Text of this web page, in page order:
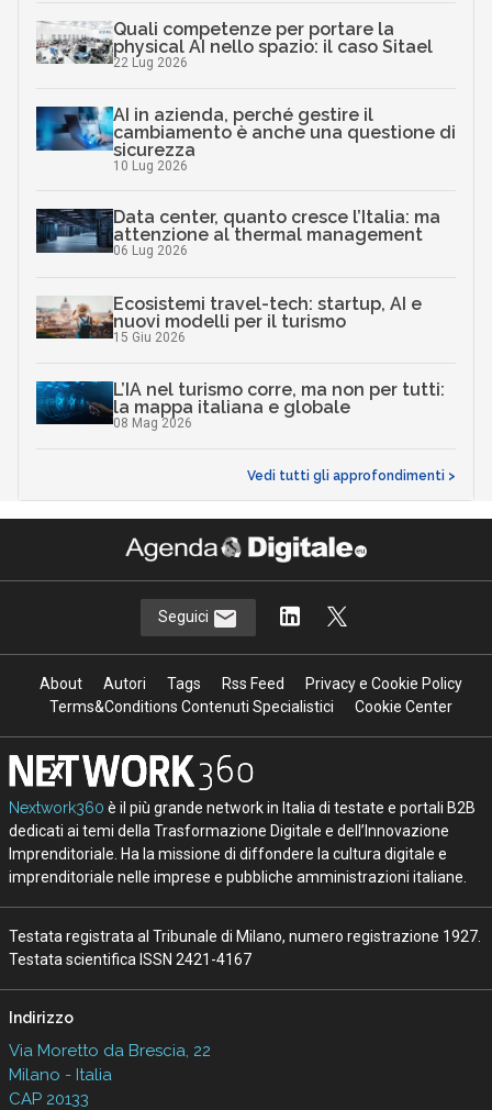
Quali competenze per portare la
physical AI nello spazio: il caso Sitael
22 Lug 2026
AI in azienda, perché gestire il
cambiamento è anche una questione di
sicurezza
10 Lug 2026
Data center, quanto cresce l’Italia: ma
attenzione al thermal management
06 Lug 2026
Ecosistemi travel-tech: startup, AI e
nuovi modelli per il turismo
15 Giu 2026
L’IA nel turismo corre, ma non per tutti:
la mappa italiana e globale
08 Mag 2026
Vedi tutti gli approfondimenti >
Seguici
About Autori Tags Rss Feed
Privacy e Cookie Policy
Terms&Conditions Contenuti Specialistici
Cookie Center
Nextwork360 è il più grande network in Italia di testate e portali B2B
dedicati ai temi della Trasformazione Digitale e dell’Innovazione
Imprenditoriale. Ha la missione di diffondere la cultura digitale e
imprenditoriale nelle imprese e pubbliche amministrazioni italiane.
Testata registrata al Tribunale di Milano, numero registrazione 1927.
Testata scientifica ISSN 2421-4167
Indirizzo
Via Moretto da Brescia, 22
Milano - Italia
CAP 20133